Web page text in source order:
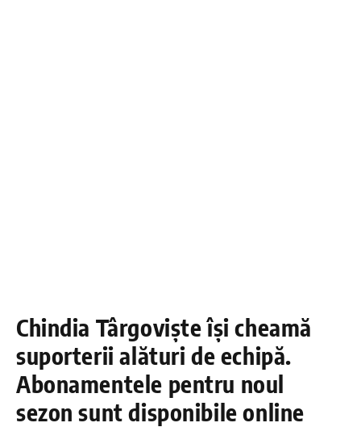
Chindia Târgoviște își cheamă
suporterii alături de echipă.
Abonamentele pentru noul
sezon sunt disponibile online